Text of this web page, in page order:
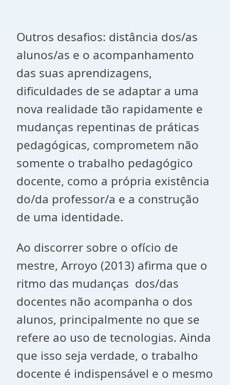
Outros desafios: distância dos/as
alunos/as e o acompanhamento
das suas aprendizagens,
dificuldades de se adaptar a uma
nova realidade tão rapidamente e
mudanças repentinas de práticas
pedagógicas, comprometem não
somente o trabalho pedagógico
docente, como a própria existência
do/da professor/a e a construção
de uma identidade.
Ao discorrer sobre o ofício de
mestre, Arroyo (2013) afirma que o
ritmo das mudanças dos/das
docentes não acompanha o dos
alunos, principalmente no que se
refere ao uso de tecnologias. Ainda
que isso seja verdade, o trabalho
docente é indispensável e o mesmo